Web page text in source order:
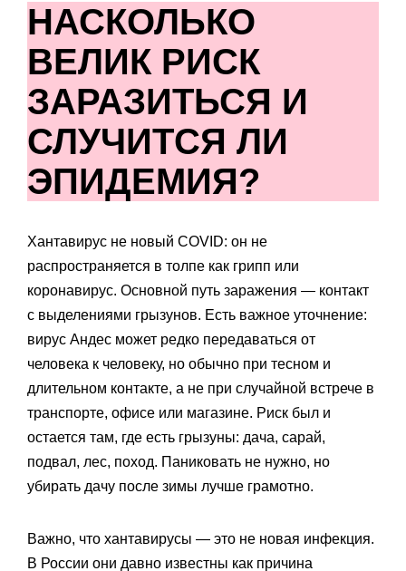
НАСКОЛЬКО
ВЕЛИК РИСК
ЗАРАЗИТЬСЯ И
СЛУЧИТСЯ ЛИ
ЭПИДЕМИЯ?
Хантавирус не новый COVID: он не
распространяется в толпе как грипп или
коронавирус. Основной путь заражения — контакт
с выделениями грызунов. Есть важное уточнение:
вирус Андес может редко передаваться от
человека к человеку, но обычно при тесном и
длительном контакте, а не при случайной встрече в
транспорте, офисе или магазине. Риск был и
остается там, где есть грызуны: дача, сарай,
подвал, лес, поход. Паниковать не нужно, но
убирать дачу после зимы лучше грамотно.
Важно, что хантавирусы — это не новая инфекция.
В России они давно известны как причина